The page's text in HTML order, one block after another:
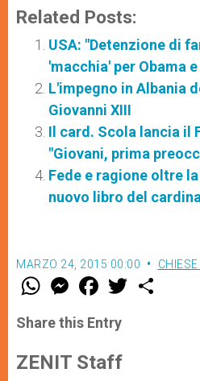
Related Posts:
USA: "Detenzione di
'macchia' per Obama
L'impegno in Albania
Giovanni XIII
Il card. Scola lancia il
"Giovani, prima
Fede e ragione oltre
nuovo libro del
MARZO 24, 2015 00:00 CHIESE
W
t
s
p
p
M
e
s
e
g
e
F
a
e
b
o
k
w
Share this Entry
ZENIT Staff